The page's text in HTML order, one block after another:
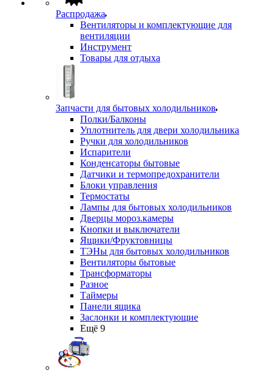
Распродажа
Вентиляторы и комплектующие для
вентиляции
Инструмент
Товары для отдыха
Запчасти для бытовых холодильников
Полки/Балконы
Уплотнитель для двери холодильника
Ручки для холодильников
Испарители
Конденсаторы бытовые
Датчики и термопредохранители
Блоки управления
Термостаты
Лампы для бытовых холодильников
Дверцы мороз.камеры
Кнопки и выключатели
Ящики/Фруктовницы
ТЭНы для бытовых холодильников
Вентиляторы бытовые
Трансформаторы
Разное
Таймеры
Панели ящика
Заслонки и комплектующие
Ещё 9